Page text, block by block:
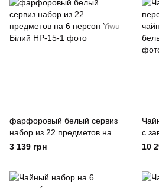
фарфоровый белый сервиз
набор из 22 предметов на 6
персон Yiwu Білий
3 139 грн
с
10